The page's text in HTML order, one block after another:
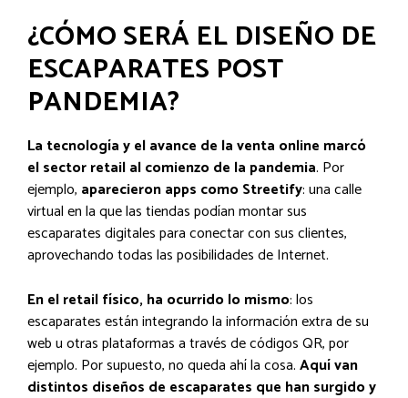
¿CÓMO SERÁ EL DISEÑO DE
ESCAPARATES POST
PANDEMIA?
La tecnología y el avance de la venta online marcó
el sector retail al comienzo de la pandemia. Por
ejemplo, aparecieron apps como Streetify: una calle
virtual en la que las tiendas podían montar sus
escaparates digitales para conectar con sus clientes,
aprovechando todas las posibilidades de Internet.
En el retail físico, ha ocurrido lo mismo: los
escaparates están integrando la información extra de su
web u otras plataformas a través de códigos QR, por
ejemplo. Por supuesto, no queda ahí la cosa.Aquí van
distintos diseños de escaparates que han surgido y